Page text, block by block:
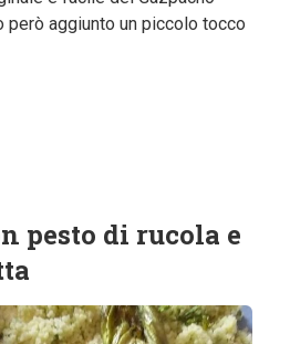
però aggiunto un piccolo tocco
pesto di rucola e